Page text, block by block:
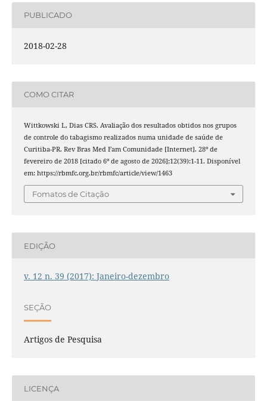
PUBLICADO
2018-02-28
COMO CITAR
Wittkowski L, Dias CRS. Avaliação dos resultados obtidos nos grupos
de controle do tabagismo realizados numa unidade de saúde de
Curitiba-PR. Rev Bras Med Fam Comunidade [Internet]. 28º de
fevereiro de 2018 [citado 6º de agosto de 2026];12(39):1-11. Disponível
em: https://rbmfc.org.br/rbmfc/article/view/1463
Fomatos de Citação
EDIÇÃO
v. 12 n. 39 (2017): Janeiro-dezembro
SEÇÃO
Artigos de Pesquisa
LICENÇA